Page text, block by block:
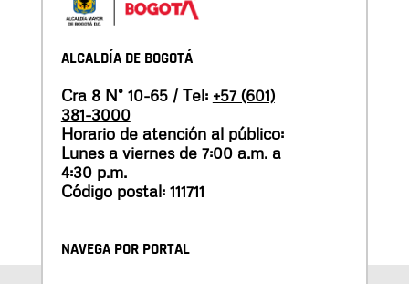
ALCALDÍA DE BOGOTÁ
Cra 8 N° 10-65 / Tel: +57 (601)
381-3000
Horario de atención al público:
Lunes a viernes de 7:00 a.m. a
4:30 p.m.
Código postal: 111711
NAVEGA POR PORTAL